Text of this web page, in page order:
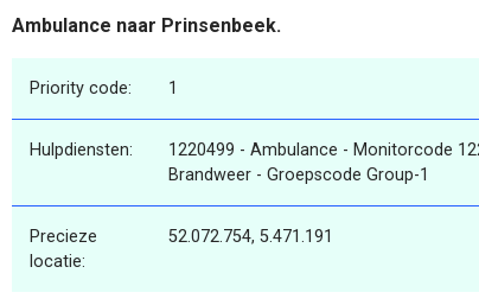
Ambulance naar Prinsenbeek.
Priority code: 1
Hulpdiensten:
1220499 - Ambulance - Monitorcode
Brandweer - Groepscode Group-1
Precieze
locatie:
52.072.754, 5.471.191